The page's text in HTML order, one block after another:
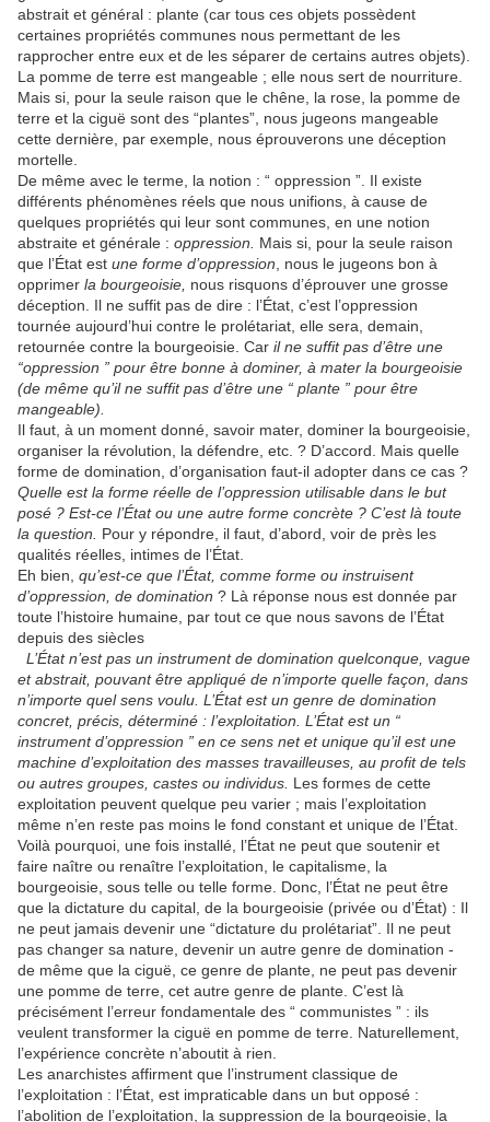
abstrait et général : plante (car tous ces objets possèdent
certaines propriétés communes nous permettant de les
rapprocher entre eux et de les séparer de certains autres objets).
La pomme de terre est mangeable ; elle nous sert de nourriture.
Mais si, pour la seule raison que le chêne, la rose, la pomme de
terre et la ciguë sont des “plantes”, nous jugeons mangeable
cette dernière, par exemple, nous éprouverons une déception
mortelle.
De même avec le terme, la notion : “ oppression ”. Il existe
différents phénomènes réels que nous unifions, à cause de
quelques propriétés qui leur sont communes, en une notion
abstraite et générale : oppression.
Mais si, pour la seule raison
que l’État est une forme d’oppression , nous le jugeons bon à
opprimer la bourgeoisie, nous risquons d’éprouver une grosse
déception. Il ne suffit pas de dire : l’État, c’est l’oppression
tournée aujourd’hui contre le prolétariat, elle sera, demain,
retournée contre la bourgeoisie. Car il ne suffit pas d’être une
“oppression ” pour être bonne à dominer, à mater la bourgeoisie
(de même qu’il ne suffit pas d’être une “ plante ” pour être
mangeable).
Il faut, à un moment donné, savoir mater, dominer la bourgeoisie,
organiser la révolution, la défendre, etc. ? D’accord. Mais quelle
forme de domination, d’organisation faut-il adopter dans ce cas ?
Quelle est la forme réelle de l’oppression utilisable dans le but
posé ? Est-ce l’État ou une autre forme concrète ? C’est là toute
la question.
Pour y répondre, il faut, d’abord, voir de près les
qualités réelles, intimes de l’État.
Eh bien, qu’est-ce que l’État, comme forme ou instruisent
d’oppression, de domination ? Là réponse nous est donnée par
toute l’histoire humaine, par tout ce que nous savons de l’État
depuis des siècles
L’État n’est pas un instrument de domination quelconque, vague
et abstrait, pouvant être appliqué de n’importe quelle façon, dans
n’importe quel sens voulu. L’État est un genre de domination
concret, précis, déterminé : l’exploitation. L’État est un “
instrument d’oppression ” en ce sens net et unique qu’il est une
machine d’exploitation des masses travailleuses, au profit de tels
ou autres groupes, castes ou individus. Les formes de cette
exploitation peuvent quelque peu varier ; mais l’exploitation
même n’en reste pas moins le fond constant et unique de l’État.
Voilà pourquoi, une fois installé, l’État ne peut que soutenir et
faire naître ou renaître l’exploitation, le capitalisme, la
bourgeoisie, sous telle ou telle forme. Donc, l’État ne peut être
que la dictature du capital, de la bourgeoisie (privée ou d’État) : Il
ne peut jamais devenir une “dictature du prolétariat”. Il ne peut
pas changer sa nature, devenir un autre genre de domination -
de même que la ciguë, ce genre de plante, ne peut pas devenir
une pomme de terre, cet autre genre de plante. C’est là
précisément l’erreur fondamentale des “ communistes ” : ils
veulent transformer la ciguë en pomme de terre. Naturellement,
l’expérience concrète n’aboutit à rien.
Les anarchistes affirment que l’instrument classique de
l’exploitation : l’État, est impraticable dans un but opposé :
l’abolition de l’exploitation, la suppression de la bourgeoisie, la